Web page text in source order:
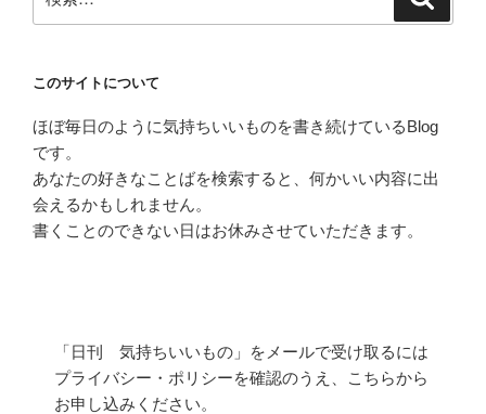
索:
このサイトについて
ほぼ毎日のように気持ちいいものを書き続けているBlog
です。
あなたの好きなことばを検索すると、何かいい内容に出
会えるかもしれません。
書くことのできない日はお休みさせていただきます。
「日刊 気持ちいいもの」をメールで受け取るには
プライバシー・ポリシーを確認のうえ、こちらから
お申し込みください。